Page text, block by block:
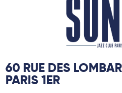
60 RUE DES
PARIS 1ER